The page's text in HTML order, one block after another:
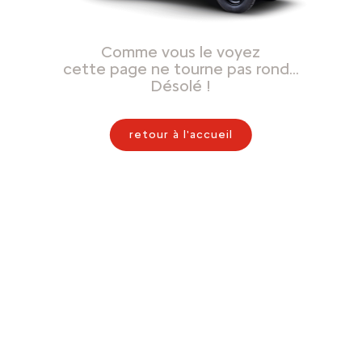
Comme vous le voyez
cette page ne tourne pas rond…
Désolé !
retour à l'accueil